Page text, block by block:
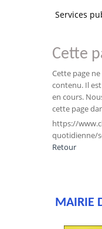
Services
Cette
Cette page
contenu. Il
en cours.
cette page
https://
quotidienne/
Retour
MAIRIE